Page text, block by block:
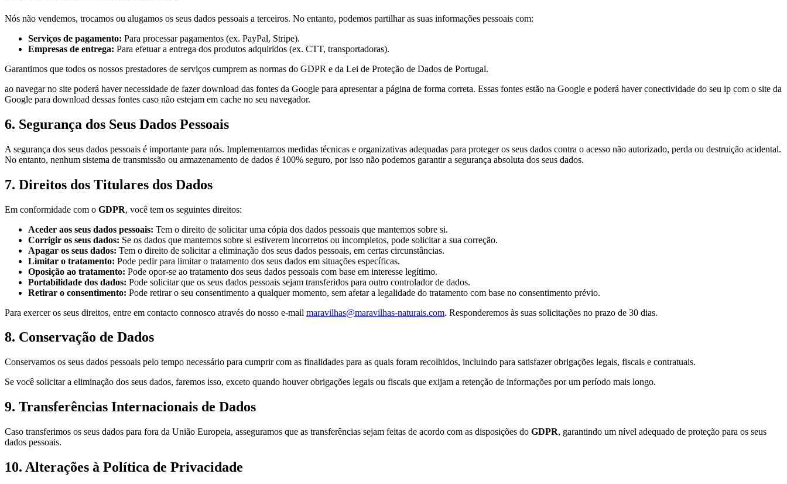
Nós não vendemos, trocamos ou alugamos os seus dados pessoais a terceiros. No entanto, podemos partilhar as suas informações pessoais com:
Serviços de pagamento: Para processar pagamentos (ex. PayPal, Stripe).
Empresas de entrega: Para efetuar a entrega dos produtos adquiridos (ex. CTT, transportadoras).
Garantimos que todos os nossos prestadores de serviços cumprem as normas do GDPR e da Lei de Proteção de Dados de Portugal.
ao navegar no site poderá haver necessidade de fazer download das fontes da Google para apresentar a página de forma correta. Essas fontes estão na Google e poderá haver conectividade do seu ip com o site da
Google para download dessas fontes caso não estejam em cache no seu navegador.
6. Segurança dos Seus Dados Pessoais
A segurança dos seus dados pessoais é importante para nós. Implementamos medidas técnicas e organizativas adequadas para proteger os seus dados contra o acesso não autorizado, perda ou destruição acidental.
No entanto, nenhum sistema de transmissão ou armazenamento de dados é 100% seguro, por isso não podemos garantir a segurança absoluta dos seus dados.
7. Direitos dos Titulares dos Dados
Em conformidade com o GDPR, você tem os seguintes direitos:
Aceder aos seus dados pessoais: Tem o direito de solicitar uma cópia dos dados pessoais que mantemos sobre si.
Corrigir os seus dados: Se os dados que mantemos sobre si estiverem incorretos ou incompletos, pode solicitar a sua correção.
Apagar os seus dados: Tem o direito de solicitar a eliminação dos seus dados pessoais, em certas circunstâncias.
Limitar o tratamento: Pode pedir para limitar o tratamento dos seus dados em situações específicas.
Oposição ao tratamento: Pode opor-se ao tratamento dos seus dados pessoais com base em interesse legítimo.
Portabilidade dos dados: Pode solicitar que os seus dados pessoais sejam transferidos para outro controlador de dados.
Retirar o consentimento: Pode retirar o seu consentimento a qualquer momento, sem afetar a legalidade do tratamento com base no consentimento prévio.
Para exercer os seus direitos, entre em contacto connosco através do nosso e-mail maravilhas@maravilhas-naturais.com. Responderemos às suas solicitações no prazo de 30 dias.
8. Conservação de Dados
Conservamos os seus dados pessoais pelo tempo necessário para cumprir com as finalidades para as quais foram recolhidos, incluindo para satisfazer obrigações legais, fiscais e contratuais.
Se você solicitar a eliminação dos seus dados, faremos isso, exceto quando houver obrigações legais ou fiscais que exijam a retenção de informações por um período mais longo.
9. Transferências Internacionais de Dados
Caso transferimos os seus dados para fora da União Europeia, asseguramos que as transferências sejam feitas de acordo com as disposições do GDPR, garantindo um nível adequado de proteção para os seus
dados pessoais.
10. Alterações à Política de Privacidade